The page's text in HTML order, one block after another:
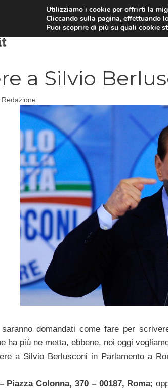
a Silvio
Redazione
domandati come fare per
ha più ne metta, ebbene, noi oggi
a Silvio Berlusconi in Parlamento a
Piazza Colonna, 370 – 00187, Roma;
Utilizziamo i cookie per offrirti la
Cliccando sulla pagina, effettuando
Puoi scoprire di più su quali cookie